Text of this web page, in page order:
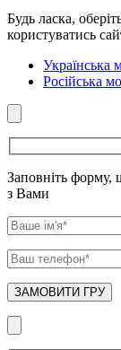
Будь ласка,
користуватись
Українська
Російська
Заповніть форму,
з Вами